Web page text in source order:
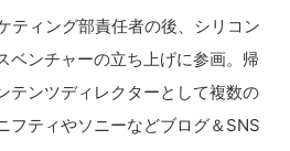
ティング部責任者の後、シリコン
ベンチャーの立ち上げに参画。帰
テンツディレクターとして複数の
フティやソニーなどブログ＆SNS